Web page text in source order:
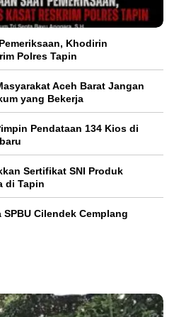
Khodirin
Polres Tapin
Aceh Barat Jangan
yang Bekerja
Pendataan 134 Kios di
Sertifikat SNI Produk
di Tapin
Cilendek Cemplang